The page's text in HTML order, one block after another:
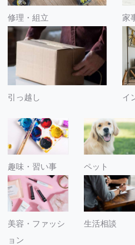
修理・組立 家
引っ越し イ
趣味・習い事 ペット
美容・ファッシ
ョン
生活相談